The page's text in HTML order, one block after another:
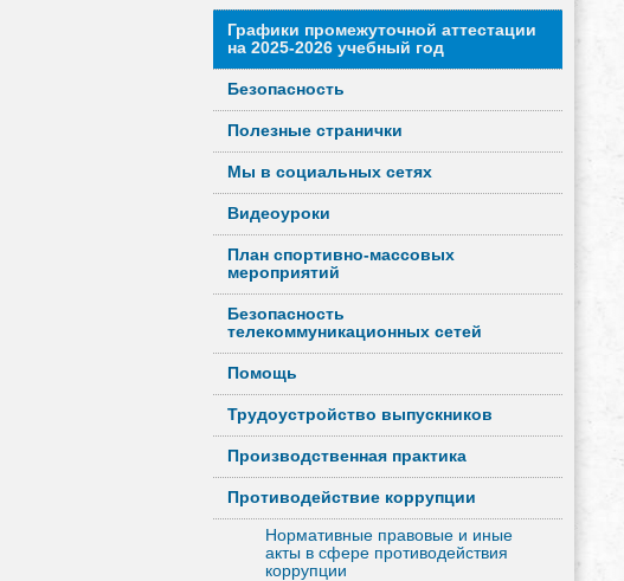
Графики промежуточной аттестации
на 2025-2026 учебный год
Безопасность
Полезные странички
Мы в социальных сетях
Видеоуроки
План спортивно-массовых
мероприятий
Безопасность
телекоммуникационных сетей
Помощь
Трудоустройство выпускников
Производственная практика
Противодействие коррупции
Нормативные правовые и иные
акты в сфере противодействия
коррупции